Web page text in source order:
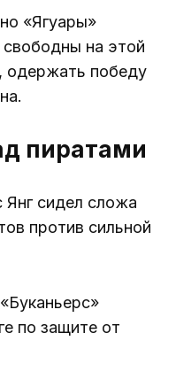
«Ягуары»
на этой
одержать победу
пиратами
сидел сложа
против сильной
по защите от